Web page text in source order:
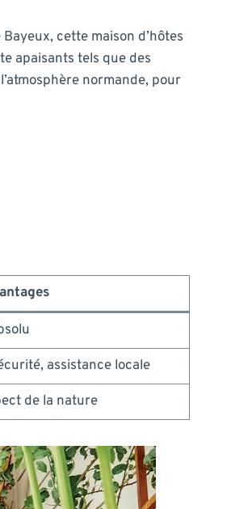
cette maison d’hôtes
apaisants tels que des
normande, pour
assistance locale
de la nature